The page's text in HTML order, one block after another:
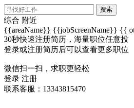
搜索
综合 附近
{{areaName}} {{jobScreenName}} {{
30秒快速注册简历，海量职位任意投
登录或注册简历后可以查看更多职位
微信扫一扫，求职更轻松
登录 注册
联系客服：13343815470